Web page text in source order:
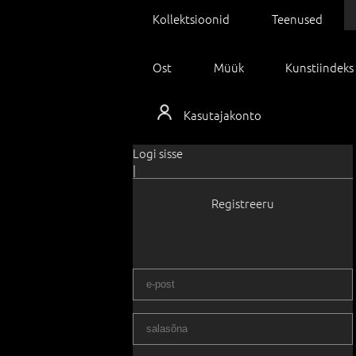
Kollektsioonid Teenused
Ost Müük Kunstiindeks
Kasutajakonto
Logi sisse
|
Registreeru